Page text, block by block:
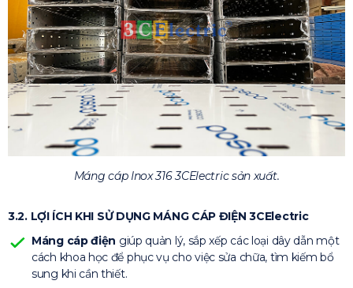
Máng cáp Inox 316 3CElectric sản xuất.
3.2. LỢI ÍCH KHI SỬ DỤNG MÁNG CÁP ĐIỆN 3CElectric
Máng cáp điện giúp quản lý, sắp xếp các loại dây dẫn một
cách khoa học để phục vụ cho việc sửa chữa, tìm kiếm bổ
sung khi cần thiết.